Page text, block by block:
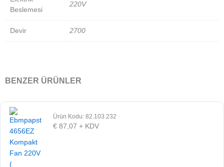
Beslemesi
220V
Devir 2700
BENZER ÜRÜNLER
Ürün Kodu: 82.103.232
€ 87,07 + KDV